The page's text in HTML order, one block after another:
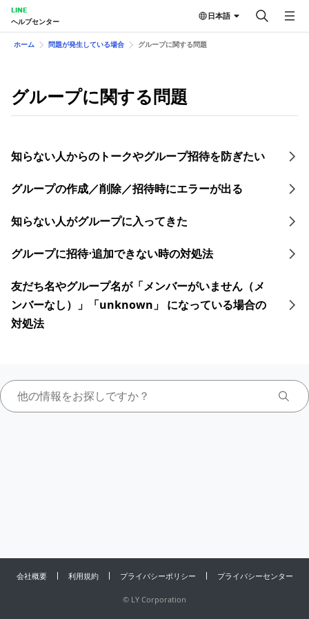
LINE
ヘルプセンター
日本語
ホーム 問題が発生している場合 グループに関する問題
グループに関する問題
知らない人からのトークやグループ招待を防ぎたい
グループの作成／削除／招待時にエラーが出る
知らない人がグループに入ってきた
グループに招待⋅追加できない時の対処法
友だち名やグループ名が「メンバーがいません（メ
ンバーなし）」「unknown」 になっている場合の
対処法
会社概要 利用規約 プライバシーポリシー プライバシーセンター
© LY Corporation